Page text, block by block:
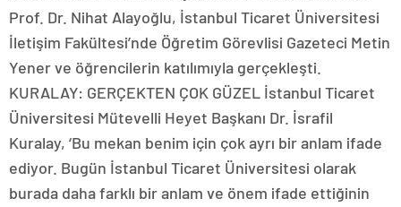
Prof. Dr. Nihat Alayoğlu, İstanbul Ticaret Üniversitesi
İletişim Fakültesi’nde Öğretim Görevlisi Gazeteci Metin
Yener ve öğrencilerin katılımıyla gerçekleşti.
KURALAY: GERÇEKTEN ÇOK GÜZEL İstanbul Ticaret
Üniversitesi Mütevelli Heyet Başkanı Dr. İsrafil
Kuralay, ‘Bu mekan benim için çok ayrı bir anlam ifade
ediyor. Bugün İstanbul Ticaret Üniversitesi olarak
burada daha farklı bir anlam ve önem ifade ettiğinin